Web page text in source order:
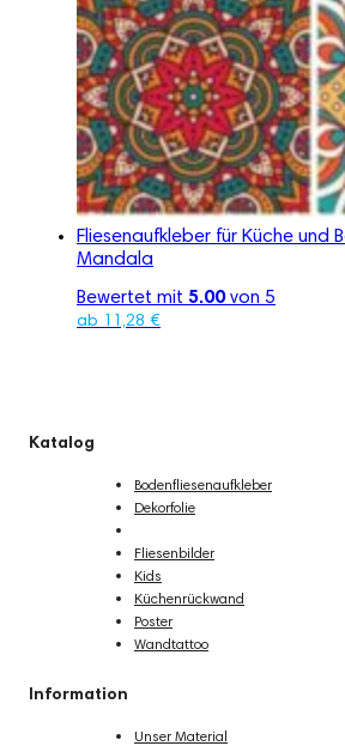
Fliesenaufkleber für Küche und
Mandala
Bewertet mit 5.00von 5
ab 11,28 €
Katalog
Bodenfliesenaufkleber
Dekorfolie
Fliesenbilder
Kids
Küchenrückwand
Poster
Wandtattoo
Information
Unser Material